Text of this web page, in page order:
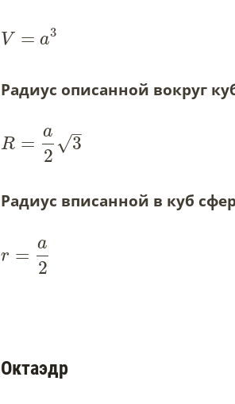
V = a3
Радиус описанной вокруг
R =
a
2
3
–
√
Радиус вписанной в куб
r =
a
2
Октаэдр